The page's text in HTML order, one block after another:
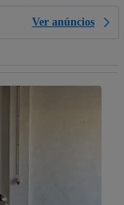
Ver anúncios